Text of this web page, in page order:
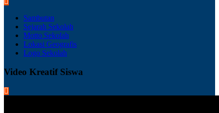
Sambutan
Sejarah Sekolah
Motto Sekolah
Lokasi Geografis
Logo Sekolah
Video Kreatif Siswa